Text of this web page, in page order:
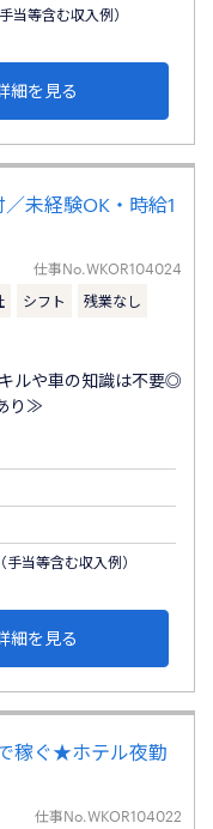
当等含む収入例）
細を見る
未経験OK・時給1
仕事No.WKOR104024
シフト 残業なし
ルや車の知識は不要◎
り≫
当等含む収入例）
細を見る
稼ぐ★ホテル夜勤
仕事No.WKOR104022